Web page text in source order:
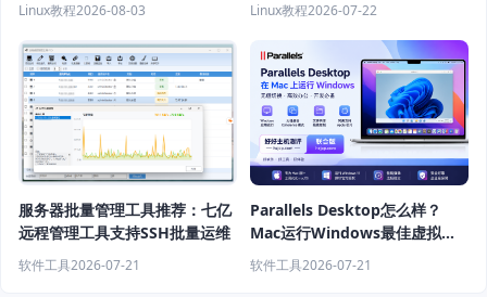
Linux教程2026-08-03 Linux教程2026-07-22
服务器批量管理工具推荐：七亿
远程管理工具支持SSH批量运维
软件工具2026-07-21
Parallels Desktop怎么样？
Mac运行Windows最佳虚拟机
软件推荐
软件工具2026-07-21